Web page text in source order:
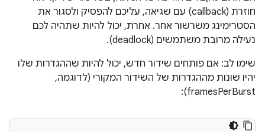
חוזרת (callback) עם שגיאה, עליכם להפסיק ולסגור את
הסטרימינג משרשור אחר. אחרת, יכול להיות שתהיה לכם
נעילה מרובת משתמשים (deadlock).
שימו לב: אם פותחים שידור חדש, יכול להיות שההגדרות שלו
יהיו שונות מההגדרות של השידור המקורי (לדוגמה,
framesPerBurst):